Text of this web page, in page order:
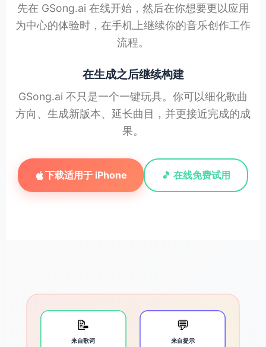
先在 GSong.ai 在线开始，然后在你想要更以应用
为中心的体验时，在手机上继续你的音乐创作工作
流程。
在生成之后继续构建
GSong.ai 不只是一个一键玩具。你可以细化歌曲
方向、生成新版本、延长曲目，并更接近完成的成
果。
下载适用于 iPhone 🎵 在线免费试用
📝
来自歌词
💬
来自提示